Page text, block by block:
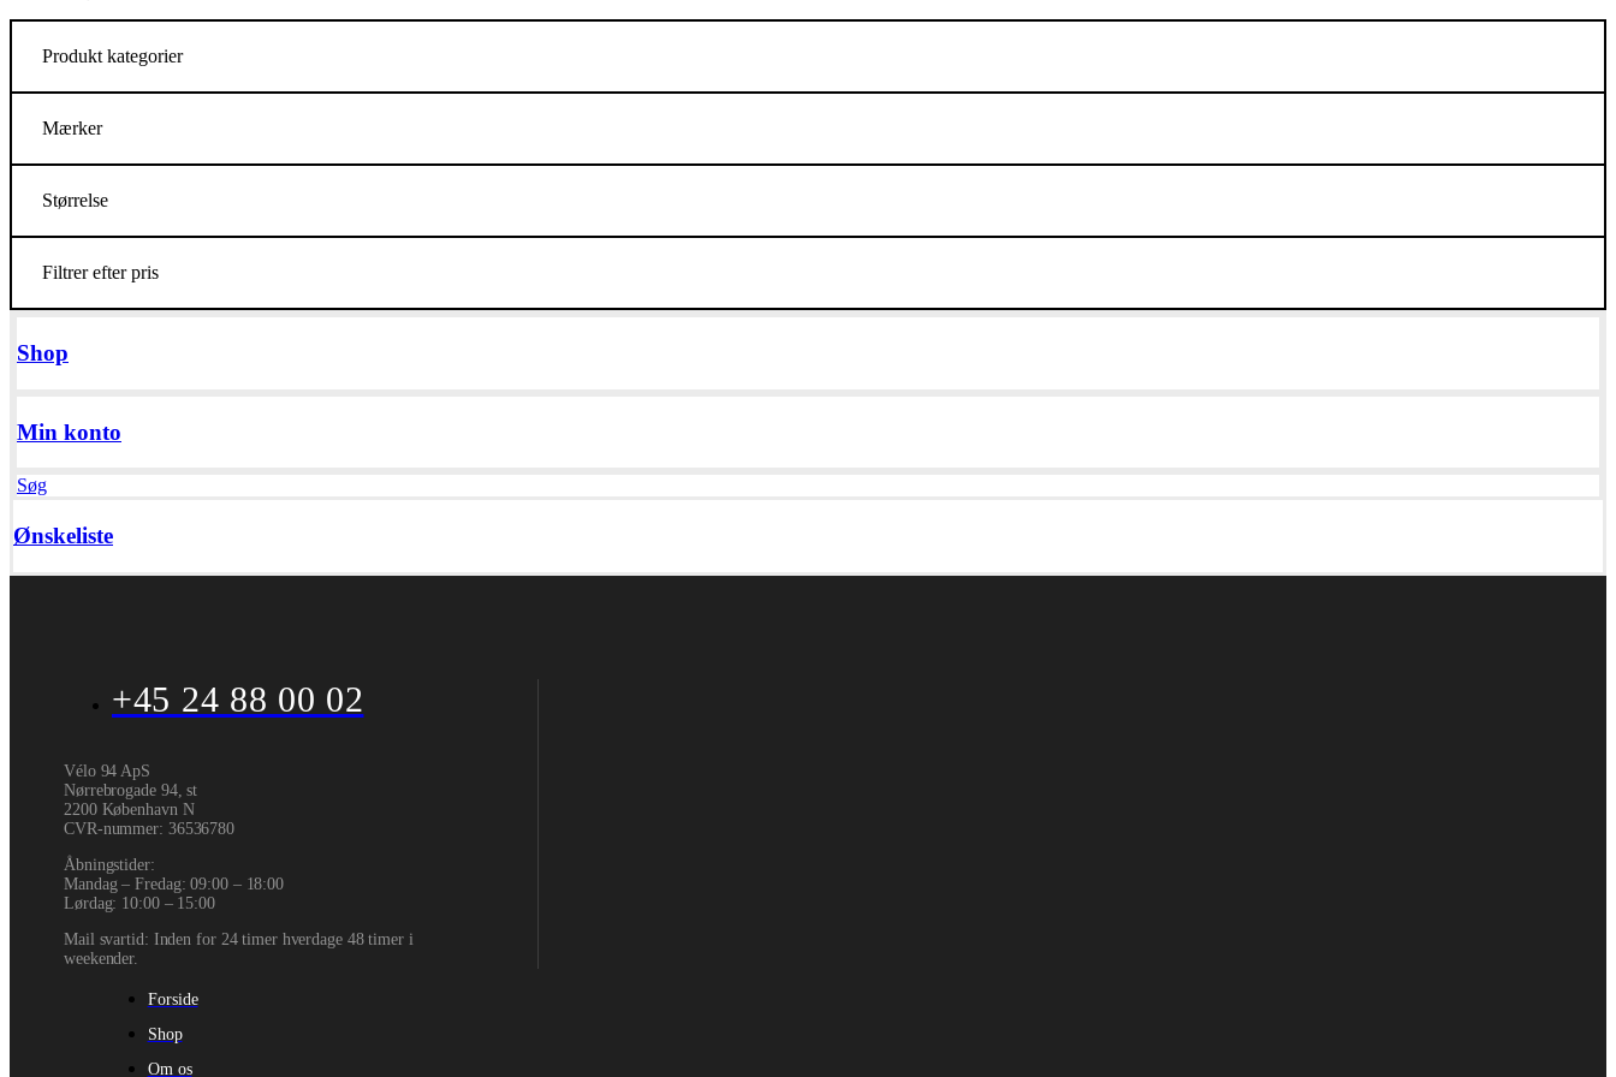
Produkt kategorier
Mærker
Størrelse
Filtrer efter pris
Shop
Min konto
Søg
Ønskeliste
+45 24 88 00 02
Vélo 94 ApS
Nørrebrogade 94, st
2200 København N
CVR-nummer: 36536780
Åbningstider:
Mandag – Fredag: 09:00 – 18:00
Lørdag: 10:00 – 15:00
Mail svartid: Inden for 24 timer hverdage 48 timer i
weekender.
Forside
Shop
Om os